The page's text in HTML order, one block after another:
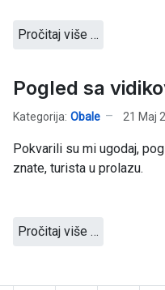
Pročitaj više …
Pogled sa
Kategorija: Obale 21 Maj
Pokvarili su mi ugodaj,
znate, turista u prolazu.
Pročitaj više …